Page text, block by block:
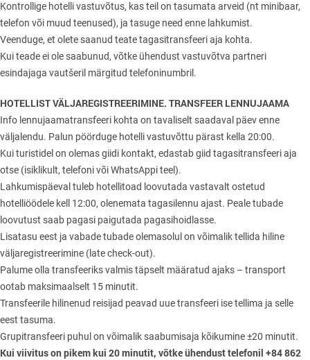
Kontrollige hotelli vastuvõtus, kas teil on tasumata arveid (nt minibaar,
telefon või muud teenused), ja tasuge need enne lahkumist.
Veenduge, et olete saanud teate tagasitransfeeri aja kohta.
Kui teade ei ole saabunud, võtke ühendust vastuvõtva partneri
esindajaga vautšeril märgitud telefoninumbril.
HOTELLIST VÄLJAREGISTREERIMINE. TRANSFEER LENNUJAAMA
Info lennujaamatransfeeri kohta on tavaliselt saadaval päev enne
väljalendu. Palun pöörduge hotelli vastuvõttu pärast kella 20:00.
Kui turistidel on olemas giidi kontakt, edastab giid tagasitransfeeri aja
otse (isiklikult, telefoni või WhatsAppi teel).
Lahkumispäeval tuleb hotellitoad loovutada vastavalt ostetud
hotelliöödele kell 12:00, olenemata tagasilennu ajast. Peale tubade
loovutust saab pagasi paigutada pagasihoidlasse.
Lisatasu eest ja vabade tubade olemasolul on võimalik tellida hiline
väljaregistreerimine (late check-out).
Palume olla transfeeriks valmis täpselt määratud ajaks – transport
ootab maksimaalselt 15 minutit.
Transfeerile hilinenud reisijad peavad uue transfeeri ise tellima ja selle
eest tasuma.
Grupitransfeeri puhul on võimalik saabumisaja kõikumine ±20 minutit.
Kui viivitus on pikem kui 20 minutit, võtke ühendust telefonil +84 862